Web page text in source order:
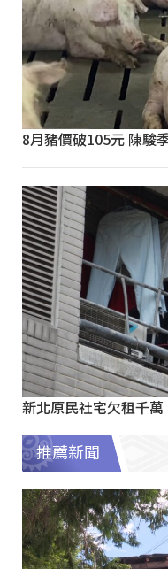
8月豬價破105元 陳駿
新北原民社宅欠租千
推薦新聞